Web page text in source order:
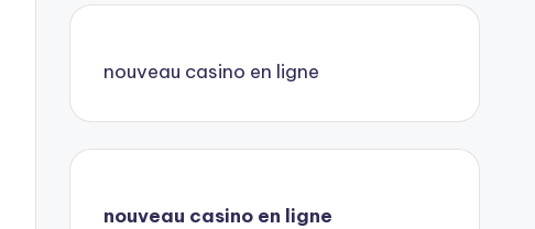
nouveau casino en ligne
nouveau casino en ligne